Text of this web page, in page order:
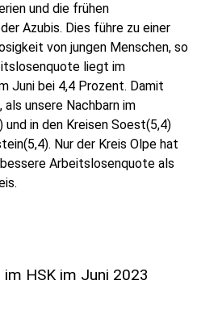
und die frühen
Azubis. Dies führe zu einer
von jungen Menschen, so
liegt im
Juni bei 4,4 Prozent. Damit
unsere Nachbarn im
und in den Kreisen Soest(5,4)
Nur der Kreis Olpe hat
Arbeitslosenquote als
HSK im Juni 2023